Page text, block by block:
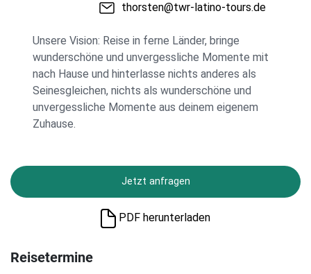
thorsten@twr-latino-tours.de
Unsere Vision: Reise in ferne Länder, bringe
wunderschöne und unvergessliche Momente mit
nach Hause und hinterlasse nichts anderes als
Seinesgleichen, nichts als wunderschöne und
unvergessliche Momente aus deinem eigenem
Zuhause.
Jetzt anfragen
PDF herunterladen
Reisetermine